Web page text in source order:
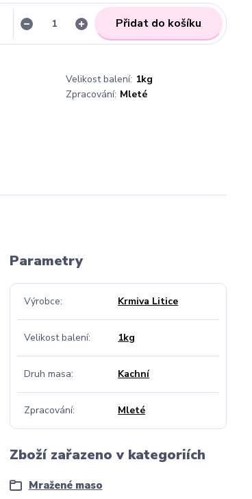
Přidat do košíku
Velikost balení: 1kg
Zpracování: Mleté
Parametry
Výrobce Krmiva Litice
Velikost balení 1kg
Druh masa Kachní
Zpracování Mleté
Zboží zařazeno v kategoriích
Mražené maso